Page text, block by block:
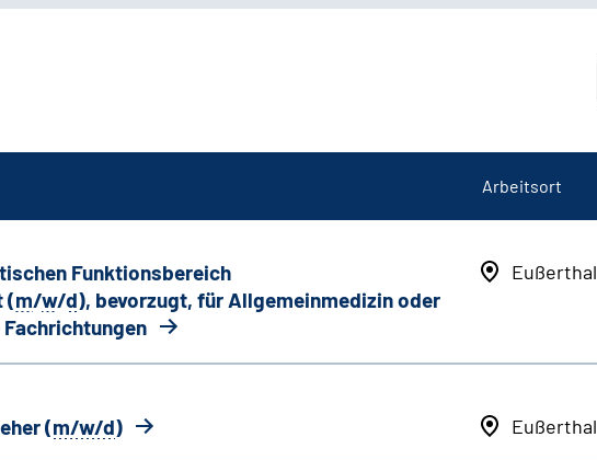
Arbeitsort
Funktionsbereich
(m/w/d), bevorzugt, für Allgemeinmedizin oder
Fachrichtungen
Eußerthal
(m/w/d) Eußerthal